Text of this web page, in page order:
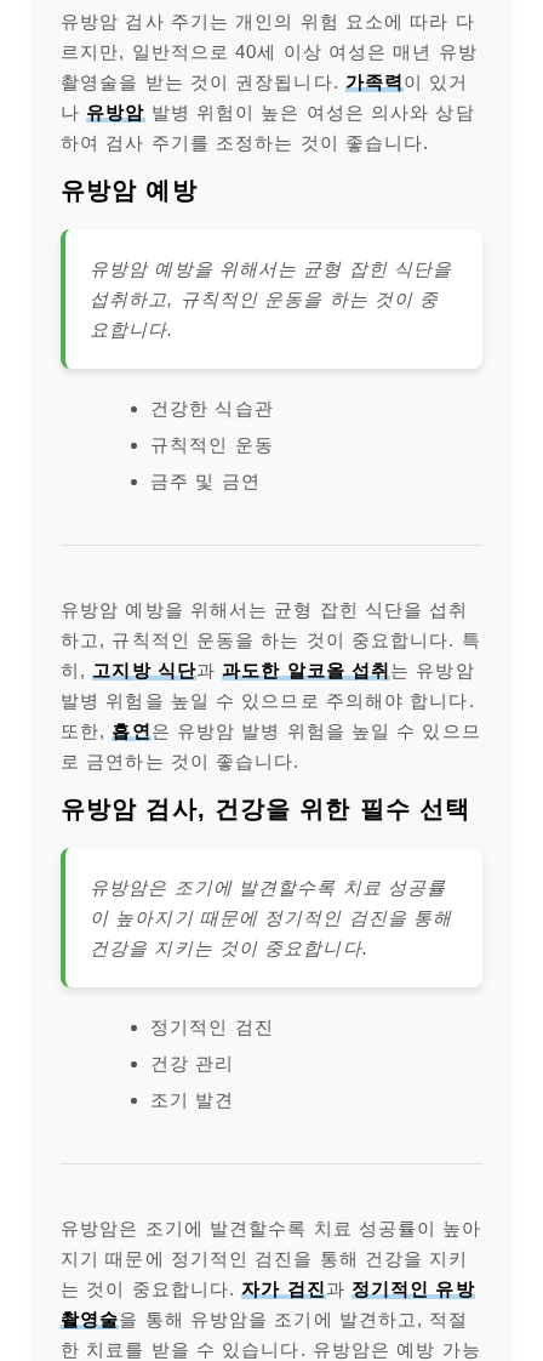
유방암 검사 주기는 개인의 위험 요소에 따라 다
르지만, 일반적으로 40세 이상 여성은 매년 유방
촬영술을 받는 것이 권장됩니다. 가족력 이 있거
나 유방암 발병 위험이 높은 여성은 의사와 상담
하여 검사 주기를 조정하는 것이 좋습니다.
유방암 예방
유방암 예방을 위해서는 균형 잡힌 식단을
섭취하고, 규칙적인 운동을 하는 것이 중
요합니다.
건강한 식습관
규칙적인 운동
금주 및 금연
유방암 예방을 위해서는 균형 잡힌 식단을 섭취
하고, 규칙적인 운동을 하는 것이 중요합니다. 특
히, 고지방 식단과과도한 알코올 섭취 는 유방암
발병 위험을 높일 수 있으므로 주의해야 합니다.
또한, 흡연 은 유방암 발병 위험을 높일 수 있으므
로 금연하는 것이 좋습니다.
유방암 검사, 건강을 위한 필수 선택
유방암은 조기에 발견할수록 치료 성공률
이 높아지기 때문에 정기적인 검진을 통해
건강을 지키는 것이 중요합니다.
정기적인 검진
건강 관리
조기 발견
유방암은 조기에 발견할수록 치료 성공률이 높아
지기 때문에 정기적인 검진을 통해 건강을 지키
는 것이 중요합니다.자가 검진과 정기적인 유방
촬영술을 통해 유방암을 조기에 발견하고, 적절
한 치료를 받을 수 있습니다. 유방암은 예방 가능